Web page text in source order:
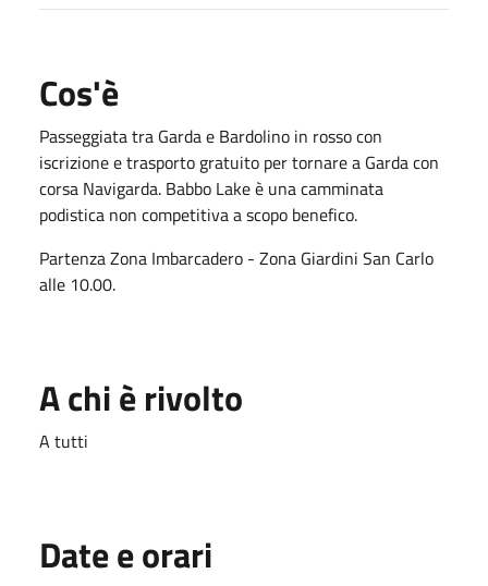
Cos'è
Passeggiata tra Garda e Bardolino in rosso con
iscrizione e trasporto gratuito per tornare a Garda con
corsa Navigarda. Babbo Lake è una camminata
podistica non competitiva a scopo benefico.
Partenza Zona Imbarcadero - Zona Giardini San Carlo
alle 10.00.
A chi è rivolto
A tutti
Date e orari